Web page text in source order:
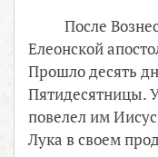
После
Елеонской
Прошло десять
Пятидесятницы.
повелел им
Лука в своем